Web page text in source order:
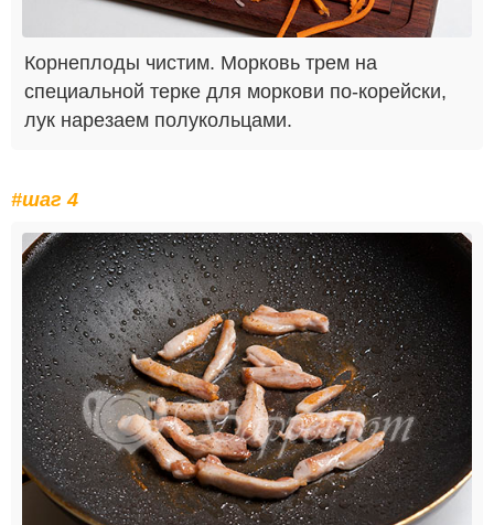
Корнеплоды чистим. Морковь трем на
специальной терке для моркови по-корейски,
лук нарезаем полукольцами.
#шаг 4